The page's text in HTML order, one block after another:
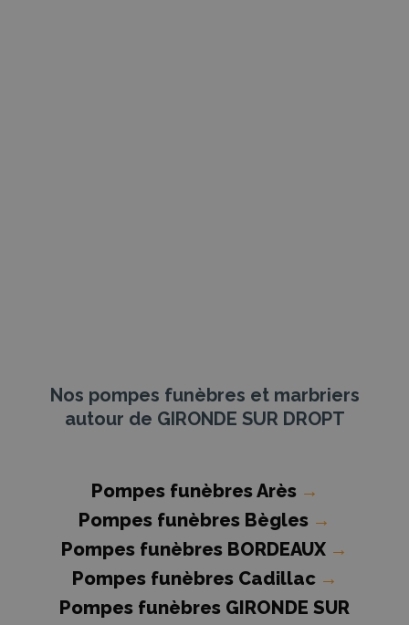
Nos pompes funèbres et marbriers
autour de GIRONDE SUR DROPT
Pompes funèbres Arès →
Pompes funèbres Bègles →
Pompes funèbres BORDEAUX →
Pompes funèbres Cadillac →
Pompes funèbres GIRONDE SUR